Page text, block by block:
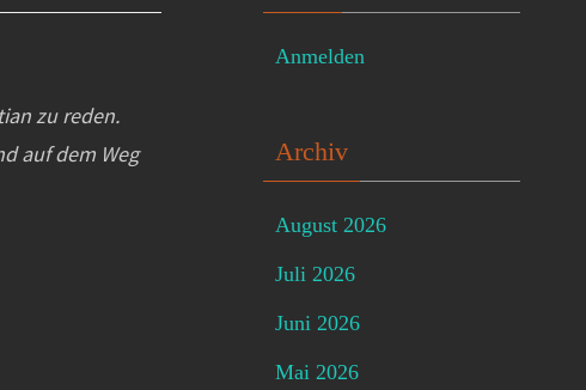
zu reden.
auf dem Weg
Anmelden
Archiv
August 2026
Juli 2026
Juni 2026
Mai 2026